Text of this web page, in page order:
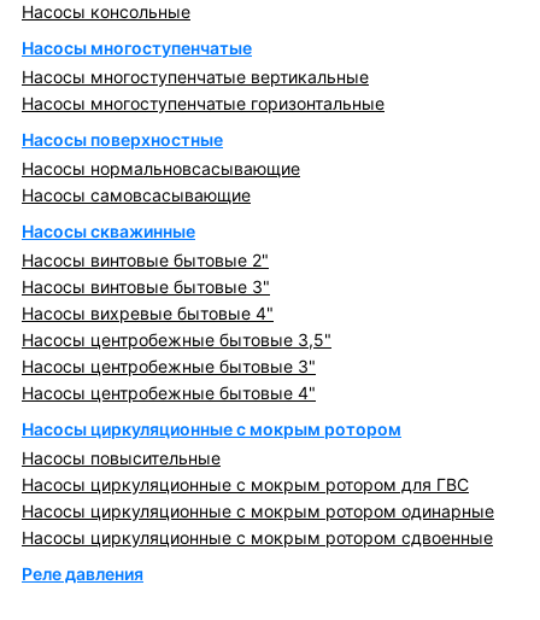
Насосы консольные
Насосы многоступенчатые
Насосы многоступенчатые вертикальные
Насосы многоступенчатые горизонтальные
Насосы поверхностные
Насосы нормальновсасывающие
Насосы самовсасывающие
Насосы скважинные
Насосы винтовые бытовые 2"
Насосы винтовые бытовые 3"
Насосы вихревые бытовые 4"
Насосы центробежные бытовые 3,5"
Насосы центробежные бытовые 3"
Насосы центробежные бытовые 4"
Насосы циркуляционные с мокрым ротором
Насосы повысительные
Насосы циркуляционные с мокрым ротором для ГВС
Насосы циркуляционные с мокрым ротором одинарные
Насосы циркуляционные с мокрым ротором сдвоенные
Реле давления